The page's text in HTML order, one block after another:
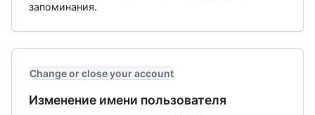
запоминания.
Change or close your account
Изменение имени пользователя